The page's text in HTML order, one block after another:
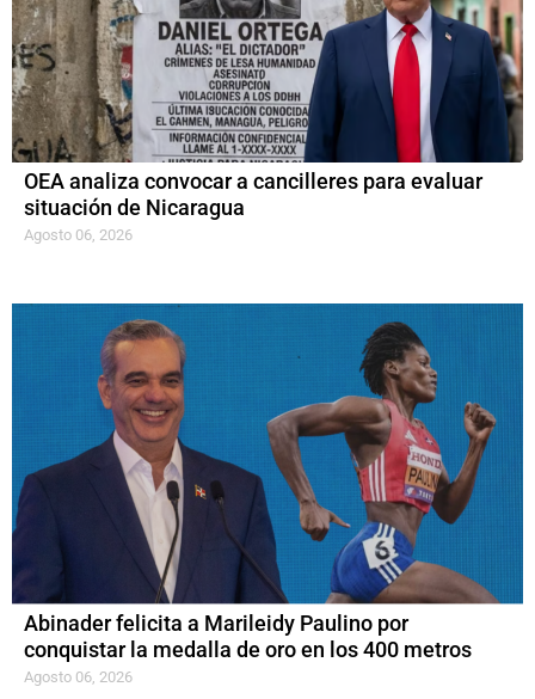
OEA analiza convocar a cancilleres para evaluar
situación de Nicaragua
Agosto 06, 2026
Abinader felicita a Marileidy Paulino por
conquistar la medalla de oro en los 400 metros
Agosto 06, 2026